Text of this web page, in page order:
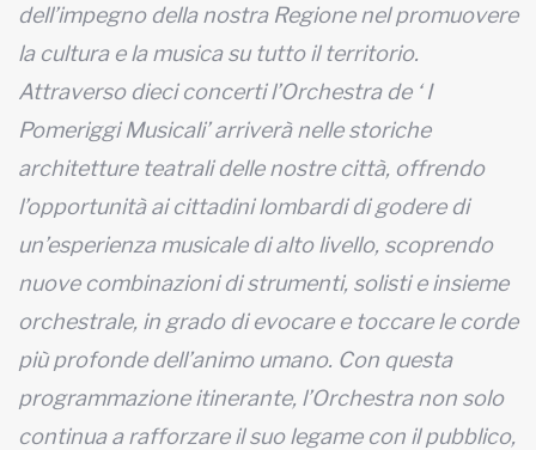
dell’impegno della nostra Regione nel promuovere
la cultura e la musica su tutto il territorio.
Attraverso dieci concerti l’Orchestra de ‘ I
Pomeriggi Musicali’ arriverà nelle storiche
architetture teatrali delle nostre città, offrendo
l’opportunità ai cittadini lombardi di godere di
un’esperienza musicale di alto livello, scoprendo
nuove combinazioni di strumenti, solisti e insieme
orchestrale, in grado di evocare e toccare le corde
più profonde dell’animo umano. Con questa
programmazione itinerante, l’Orchestra non solo
continua a rafforzare il suo legame con il pubblico,